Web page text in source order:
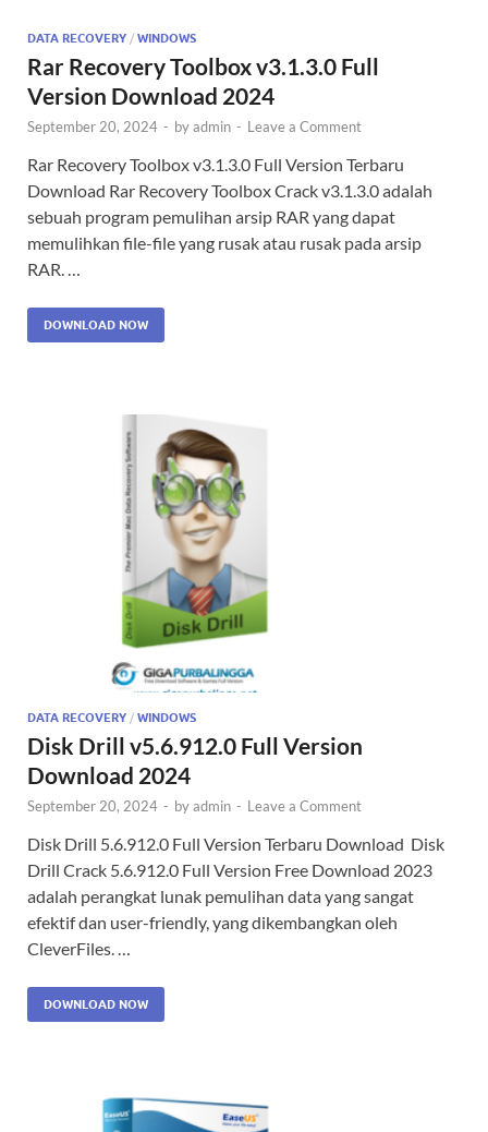
DATA RECOVERY / WINDOWS
Rar Recovery Toolbox v3.1.3.0 Full
Version Download 2024
September 20, 2024 - byadmin - Leave a Comment
Rar Recovery Toolbox v3.1.3.0 Full Version Terbaru
Download Rar Recovery Toolbox Crack v3.1.3.0 adalah
sebuah program pemulihan arsip RAR yang dapat
memulihkan file-file yang rusak atau rusak pada arsip
RAR. …
DOWNLOAD NOW
DATA RECOVERY / WINDOWS
Disk Drill v5.6.912.0 Full Version
Download 2024
September 20, 2024 - byadmin - Leave a Comment
Disk Drill 5.6.912.0 Full Version Terbaru Download Disk
Drill Crack 5.6.912.0 Full Version Free Download 2023
adalah perangkat lunak pemulihan data yang sangat
efektif dan user-friendly, yang dikembangkan oleh
CleverFiles. …
DOWNLOAD NOW